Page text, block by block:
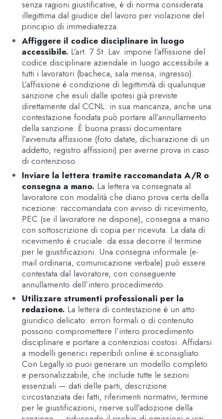
senza ragioni giustificative, è di norma considerata
illegittima dal giudice del lavoro per violazione del
principio di immediatezza.
Affiggere il codice disciplinare in luogo
accessibile. L’art. 7 St. Lav. impone l’affissione del
codice disciplinare aziendale in luogo accessibile a
tutti i lavoratori (bacheca, sala mensa, ingresso).
L’affissione è condizione di legittimità di qualunque
sanzione che esuli dalle ipotesi già previste
direttamente dal CCNL: in sua mancanza, anche una
contestazione fondata può portare all’annullamento
della sanzione. È buona prassi documentare
l’avvenuta affissione (foto datate, dichiarazione di un
addetto, registro affissioni) per averne prova in caso
di contenzioso.
Inviare la lettera tramite raccomandata A/R o
consegna a mano. La lettera va consegnata al
lavoratore con modalità che diano prova certa della
ricezione: raccomandata con avviso di ricevimento,
PEC (se il lavoratore ne dispone), consegna a mano
con sottoscrizione di copia per ricevuta. La data di
ricevimento è cruciale: da essa decorre il termine
per le giustificazioni. Una consegna informale (e-
mail ordinaria, comunicazione verbale) può essere
contestata dal lavoratore, con conseguente
annullamento dell’intero procedimento.
Utilizzare strumenti professionali per la
redazione. La lettera di contestazione è un atto
giuridico delicato: errori formali o di contenuto
possono compromettere l’intero procedimento
disciplinare e portare a contenziosi costosi. Affidarsi
a modelli generici reperibili online è sconsigliato.
Con Legally.io puoi generare un modello completo
e personalizzabile, che include tutte le sezioni
essenziali — dati delle parti, descrizione
circostanziata dei fatti, riferimenti normativi, termine
per le giustificazioni, riserve sull’adozione della